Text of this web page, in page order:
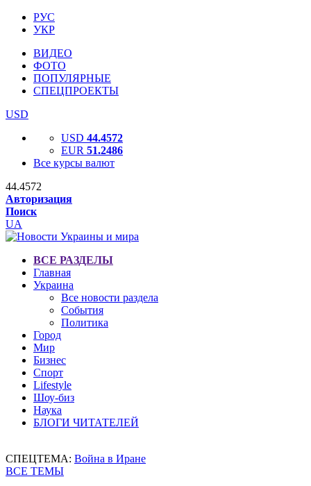
РУС
УКР
ВИДЕО
ФОТО
ПОПУЛЯРНЫЕ
СПЕЦПРОЕКТЫ
USD
USD 44.4572
EUR 51.2486
Все курсы валют
44.4572
Авторизация
Поиск
UA
ВСЕ РАЗДЕЛЫ
Главная
Украина
Все новости раздела
События
Политика
Город
Мир
Бизнес
Спорт
Lifestyle
Шоу-биз
Наука
БЛОГИ ЧИТАТЕЛЕЙ
СПЕЦТЕМА: Война в Иране
ВСЕ ТЕМЫ